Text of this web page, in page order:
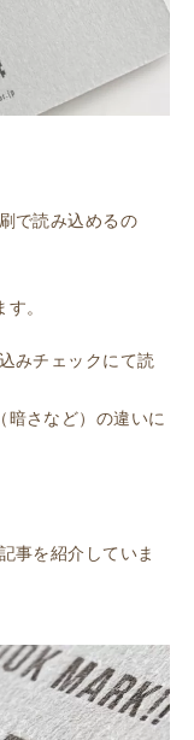
で読み込めるの
。
みチェックにて読
暗さなど）の違いに
事を紹介していま